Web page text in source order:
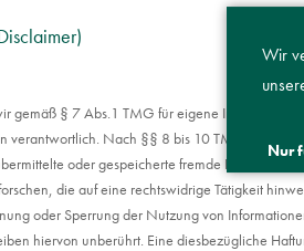
Wir
Nur
gemäß § 7 Abs.1 TMG für eigene Inhalte auf
verantwortlich. Nach §§ 8 bis 10 TMG sind wir
oder gespeicherte fremde
die auf eine rechtswidrige Tätigkeit
oder Sperrung der Nutzung von
hiervon unberührt. Eine diesbezügliche